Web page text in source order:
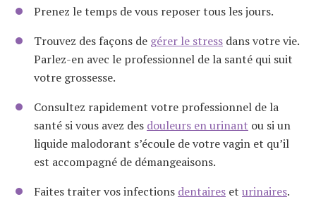
Prenez le temps de vous reposer tous les jours.
Trouvez des façons de gérer le stress dans votre vie.
Parlez-en avec le professionnel de la santé qui suit
votre grossesse.
Consultez rapidement votre professionnel de la
santé si vous avez des douleurs en urinant ou si un
liquide malodorant s’écoule de votre vagin et qu’il
est accompagné de démangeaisons.
Faites traiter vos infections dentaires et urinaires.